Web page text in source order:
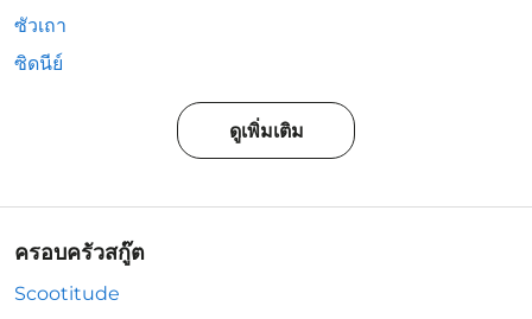
ซัวเถา
ซิดนีย์
ดูเพิ่มเติม
ครอบครัวสกู๊ต
Scootitude